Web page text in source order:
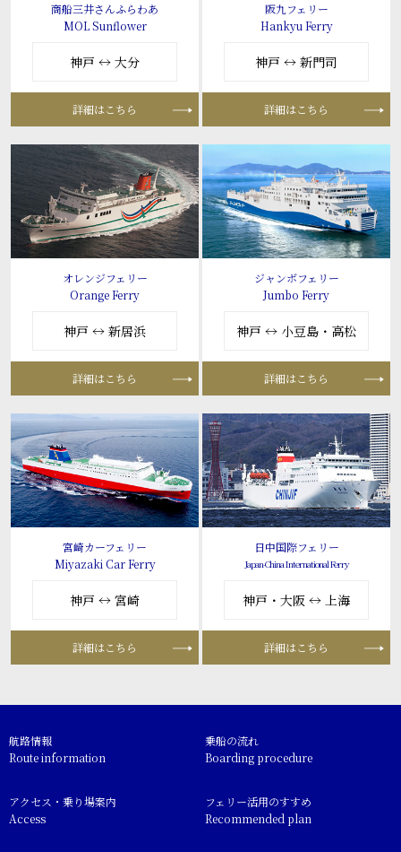
商船三井さんふらわあ
MOL Sunflower
神戸 ↔ 大分
詳細はこちら
阪九フェリー
Hankyu Ferry
神戸 ↔ 新門司
詳細はこちら
オレンジフェリー
Orange Ferry
神戸 ↔ 新居浜
詳細はこちら
ジャンボフェリー
Jumbo Ferry
神戸 ↔ 小豆島・高松
詳細はこちら
宮崎カーフェリー
Miyazaki Car Ferry
神戸 ↔ 宮崎
詳細はこちら
日中国際フェリー
Japan-China International Ferry
神戸・大阪 ↔ 上海
詳細はこちら
航路情報
Route information
乗船の流れ
Boarding procedure
アクセス・乗り場案内
Access
フェリー活用のすすめ
Recommended plan